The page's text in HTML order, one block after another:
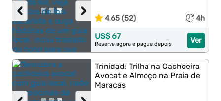
›
‹ 4.65 (52) 4h
Ver
US$ 67
Reserve agora e pague depois
Trinidad: Trilha na Cachoeira
Avocat e Almoço na Praia de
Maracas